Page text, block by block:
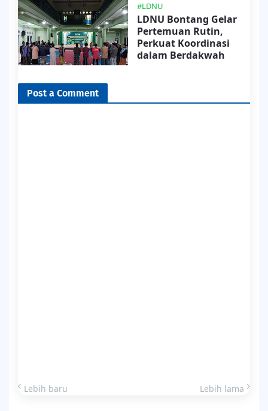
#LDNU
LDNU Bontang Gelar
Pertemuan Rutin,
Perkuat Koordinasi
dalam Berdakwah
Post a Comment
Lebih baru Lebih lama